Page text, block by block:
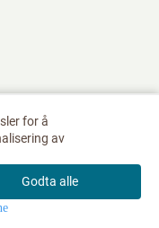
for å
av
Godta alle